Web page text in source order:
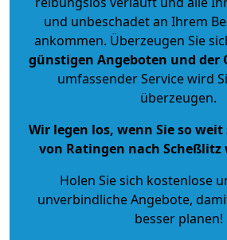
und unbeschadet an Ihrem
ankommen. Überzeugen Sie
günstigen Angeboten und der
umfassender Service wird
überzeugen.
Wir legen los, wenn Sie so
von Ratingen nach Scheßlitz
Holen Sie sich kostenlose
unverbindliche Angebote,
besser planen!